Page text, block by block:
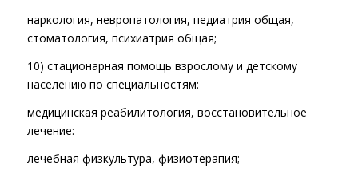
наркология, невропатология, педиатрия общая,
стоматология, психиатрия общая;
10) стационарная помощь взрослому и детскому
населению по специальностям:
медицинская реабилитология, восстановительное
лечение:
лечебная физкультура, физиотерапия;